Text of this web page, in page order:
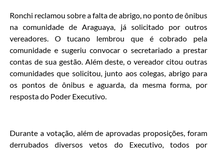
Ronchi reclamou sobre a falta de abrigo, no ponto de ônibus
na comunidade de Araguaya, já solicitado por outros
vereadores. O tucano lembrou que é cobrado pela
comunidade e sugeriu convocar o secretariado a prestar
contas de sua gestão. Além deste, o vereador citou outras
comunidades que solicitou, junto aos colegas, abrigo para
os pontos de ônibus e aguarda, da mesma forma, por
resposta do Poder Executivo.
Durante a votação, além de aprovadas proposições, foram
derrubados diversos vetos do Executivo, todos por